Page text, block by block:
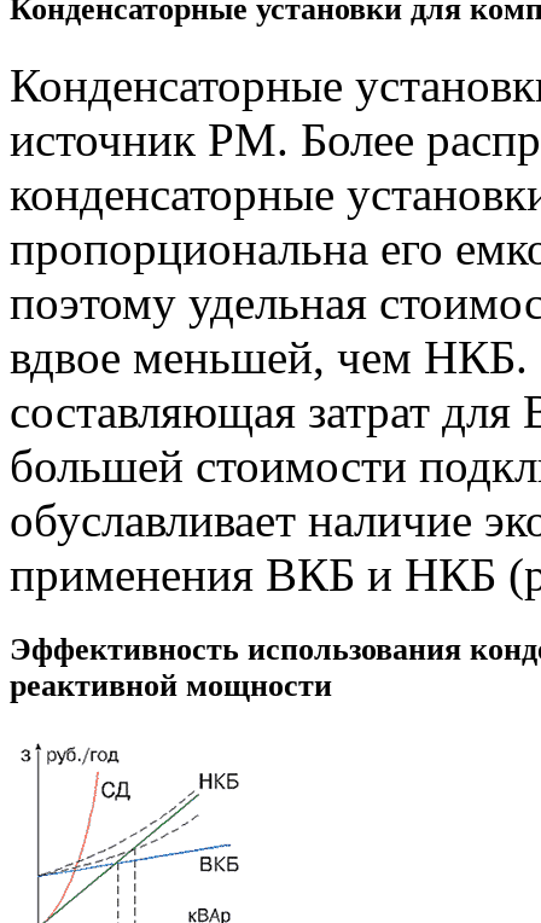
Конденсаторные установки для
Конденсаторные
источник РМ. Более
конденсаторные
пропорциональна его
поэтому удельная
вдвое меньшей, чем НКБ.
составляющая затрат
большей стоимости
обуславливает наличие
применения ВКБ и НКБ
Эффективность использования
реактивной мощности